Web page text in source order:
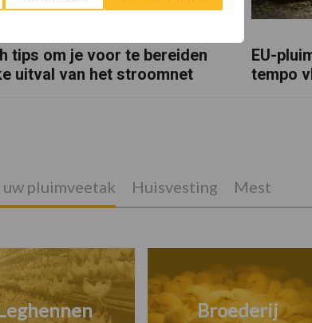
tips om je voor te bereiden
uitval van het stroomnet
EU-
tempo
uw pluimveetak Huisvesting Mest
Broederij